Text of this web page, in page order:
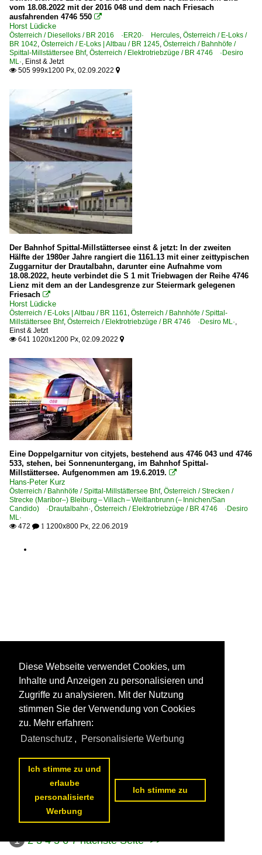
vom 18.08.2022 mit der 2016 048 und dem nach Friesach
ausfahrenden 4746 550 
Horst Lüdicke
Österreich / Dieselloks / BR 2016 ·ER20· Hercules, Österreich / E-Loks /
BR 1042, Österreich / E-Loks | Altbau / BR 1245, Österreich / Bahnhöfe /
Spittal-Millstättersee Bhf, Österreich / Elektrotriebzüge / BR 4746 ·Desiro
ML·, Einst & Jetzt
 505 999x1200 Px, 02.09.2022 
Der Bahnhof Spittal-Millstättersee einst & jetzt: In der zweiten
Hälfte der 1980er Jahre rangiert die 1161.13 mit einer zeittypischen
Zuggarnitur der Drautalbahn, darunter eine Aufnahme vom
18.08.2022, heute verbindet die S 1 mit Triebwagen der Reihe 4746
Lienz mit dem an der Landesgrenze zur Steiermark gelegenen
Friesach 
Horst Lüdicke
Österreich / E-Loks | Altbau / BR 1161
Österreich / Bahnhöfe / Spittal-
Millstättersee Bhf, Österreich / Elektrotriebzüge / BR 4746 ·Desiro ML·
Einst & Jetzt
 641 1020x1200 Px, 02.09.2022 
Eine Doppelgarnitur von cityjets, bestehend aus 4746 043 und 4746
533, stehen, bei Sonnenuntergang, im Bahnhof Spittal-
Millstättersee. Aufgenommen am 19.6.2019. 
Hans-Peter Kurz
Österreich / Bahnhöfe / Spittal-Millstättersee Bhf, Österreich / Strecken /
Strecke (Maribor–) Bleiburg – Villach – Weitlanbrunn (– Innichen/San
Candido) ·Drautalbahn· Österreich / Elektrotriebzüge / BR 4746 ·Desiro
ML·
 472  1 1200x800 Px, 22.06.2019
1 2 3 4 5 6 7 nächste Seite >>
Diese Webseite verwendet Cookies, um
Inhalte und Anzeigen zu personalisieren und
Zugriffe zu analysieren. Mit der Nutzung
stimmen Sie der Verwendung von Cookies
zu. Mehr erfahren:
Datenschutz , Personalisierte Werbung
Ich stimme zu und
erlaube
personalisierte
Werbung
Ich stimme zu